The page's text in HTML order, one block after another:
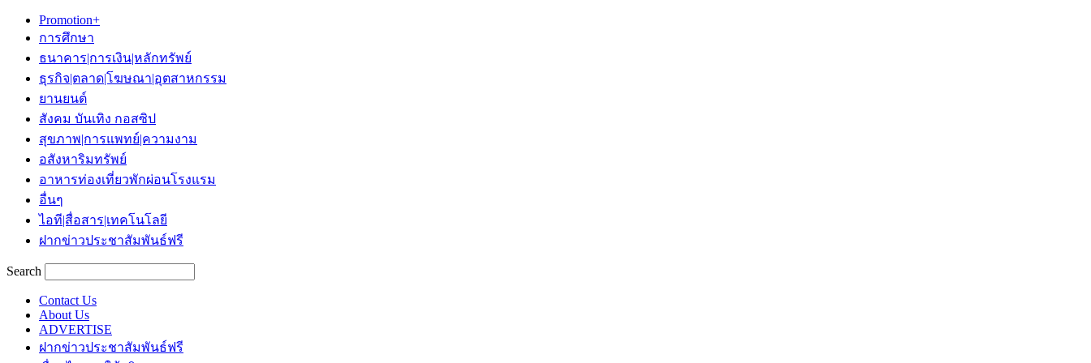
Promotion+
การศึกษา
ธนาคาร|การเงิน|หลักทรัพย์
ธุรกิจ|ตลาด|โฆษณา|อุตสาหกรรม
ยานยนต์
สังคม บันเทิง กอสซิป
สุขภาพ|การแพทย์|ความงาม
อสังหาริมทรัพย์
อาหารท่องเที่ยวพักผ่อนโรงแรม
อื่นๆ
ไอที|สื่อสาร|เทคโนโลยี
ฝากข่าวประชาสัมพันธ์ฟรี
Search
Contact Us
About Us
ADVERTISE
ฝากข่าวประชาสัมพันธ์ฟรี